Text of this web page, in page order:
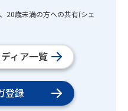
20歳未満の方への共有(シェ
ィア一覧
登録